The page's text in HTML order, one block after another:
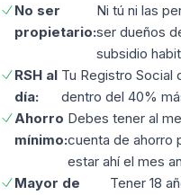
No ser
propietario:
Ni tú ni las
ser dueños
subsidio
RSH al
día:
Tu Registro
dentro del 40%
Ahorro
mínimo:
Debes tener al
cuenta de ahorro
estar ahí el mes
Mayor de
Tener 18